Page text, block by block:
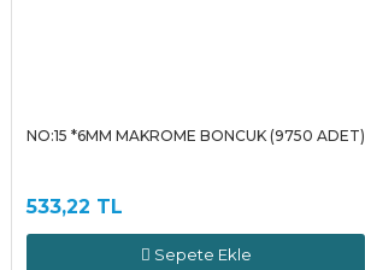
NO:15 *6MM MAKROME BONCUK (9750 ADET)
533,22 TL
Sepete Ekle